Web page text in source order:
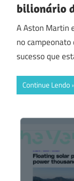
bilionário
A Aston Martin
no
sucesso que
Continue Lendo